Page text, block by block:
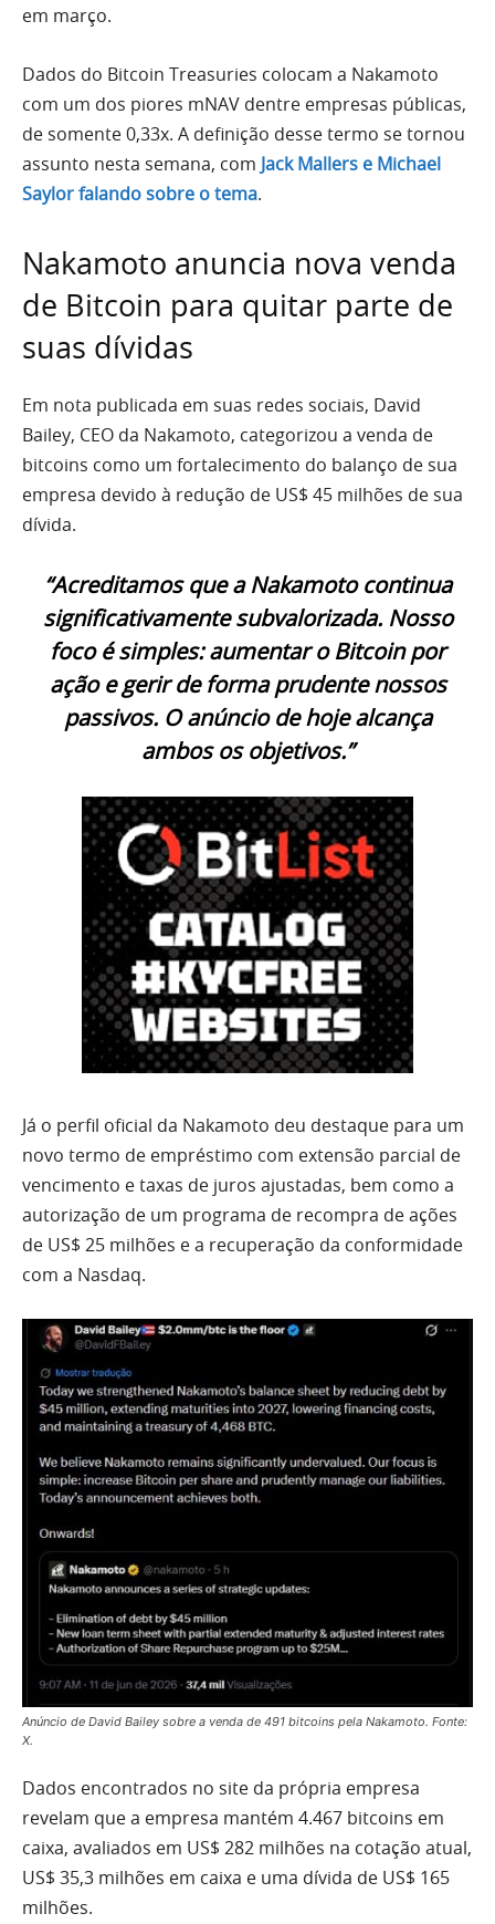
em março.
Dados do Bitcoin Treasuries colocam a Nakamoto
com um dos piores mNAV dentre empresas públicas,
de somente 0,33x. A definição desse termo se tornou
assunto nesta semana, com Jack Mallers e Michael
Saylor falando sobre o tema.
Nakamoto anuncia nova venda
de Bitcoin para quitar parte de
suas dívidas
Em nota publicada em suas redes sociais, David
Bailey, CEO da Nakamoto, categorizou a venda de
bitcoins como um fortalecimento do balanço de sua
empresa devido à redução de US$ 45 milhões de sua
dívida.
“Acreditamos que a Nakamoto continua
significativamente subvalorizada. Nosso
foco é simples: aumentar o Bitcoin por
ação e gerir de forma prudente nossos
passivos. O anúncio de hoje alcança
ambos os objetivos.”
Já o perfil oficial da Nakamoto deu destaque para um
novo termo de empréstimo com extensão parcial de
vencimento e taxas de juros ajustadas, bem como a
autorização de um programa de recompra de ações
de US$ 25 milhões e a recuperação da conformidade
com a Nasdaq.
Anúncio de David Bailey sobre a venda de 491 bitcoins pela Nakamoto. Fonte:
X.
Dados encontrados no site da própria empresa
revelam que a empresa mantém 4.467 bitcoins em
caixa, avaliados em US$ 282 milhões na cotação atual,
US$ 35,3 milhões em caixa e uma dívida de US$ 165
milhões.